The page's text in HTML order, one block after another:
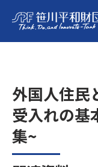
外国人住民
受入れの基
集~